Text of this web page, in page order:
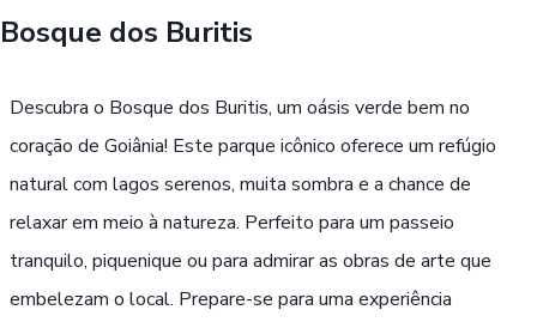
Bosque dos Buritis
Descubra o Bosque dos Buritis, um oásis verde bem no
coração de Goiânia! Este parque icônico oferece um refúgio
natural com lagos serenos, muita sombra e a chance de
relaxar em meio à natureza. Perfeito para um passeio
tranquilo, piquenique ou para admirar as obras de arte que
embelezam o local. Prepare-se para uma experiência